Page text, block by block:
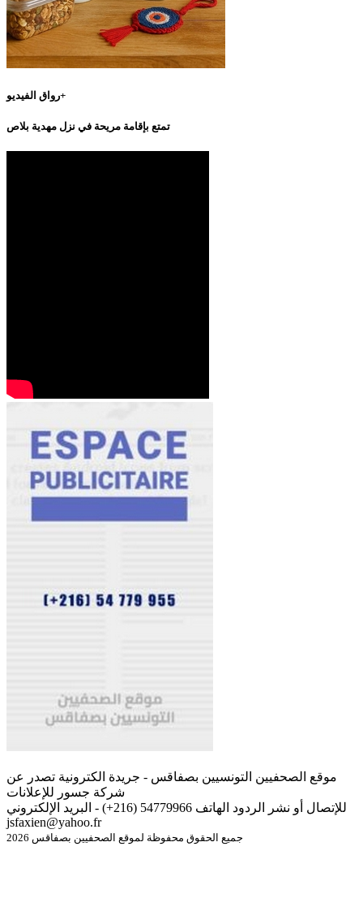
رواق الفيديو+
تمتع بإقامة مريحة في نزل مهدية بلاص
موقع الصحفيين التونسيين بصفاقس - جريدة الكترونية تصدر عن
شركة جسور للإعلانات
للإتصال أو نشر الردود الهاتف 54779966 (216+) - البريد الإلكتروني
jsfaxien@yahoo.fr
جميع الحقوق محفوظة لموقع الصحفيين بصفاقس 2026